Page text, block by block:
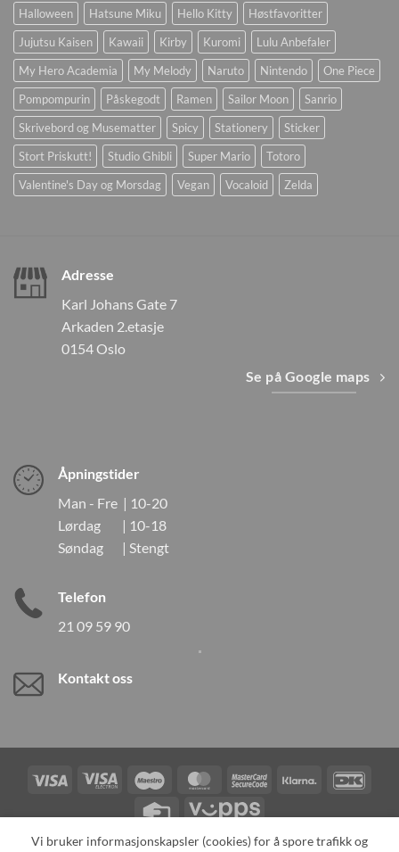
Halloween
Hatsune Miku Hello Kitty
Høstfavoritter
Jujutsu Kaisen
Kawaii Kirby Kuromi
Lulu Anbefaler
My Hero Academia
My Melody Naruto Nintendo
One Piece
Pompompurin
Påskegodt Ramen Sailor Moon
Sanrio
Skrivebord og Musematter
Spicy Stationery
Sticker
Stort Priskutt!
Studio Ghibli Super Mario
Totoro
Valentine's Day og Morsdag
Vegan Vocaloid Zelda
Adresse
Karl Johans Gate 7
Arkaden 2.etasje
0154 Oslo
Se på Google maps
Åpningstider
Man - Fre | 10-20
Lørdag | 10-18
Søndag | Stengt
Telefon
21 09 59 90
Kontakt oss
Visa
Visa
Electron
Maestro MasterCardMasterCardKlarna
Credit
Vipps
Vi bruker informasjonskapsler (cookies) for å spore trafikk og